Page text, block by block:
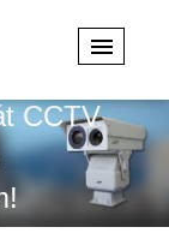
& sản
CCTV